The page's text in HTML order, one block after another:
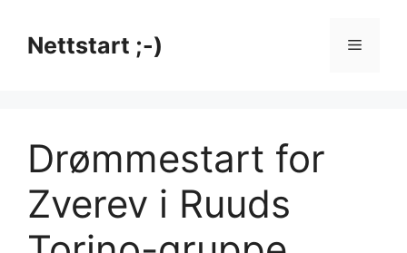
innholdNettstart ;-) Meny
Drømmestart for
Zverev i Ruuds